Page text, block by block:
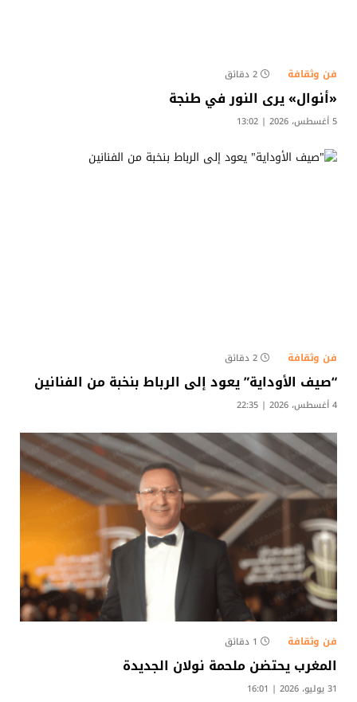
فن وثقافة 2 دقائق
«أنوال» يرى النور في طنجة
5 أغسطس، 2026 | 13:02
فن وثقافة 2 دقائق
“صيف الأوداية” يعود إلى الرباط بنخبة من الفنانين
4 أغسطس، 2026 | 22:35
فن وثقافة 1 دقائق
المغرب يحتضن ملحمة نولان الجديدة
31 يوليو، 2026 | 16:01